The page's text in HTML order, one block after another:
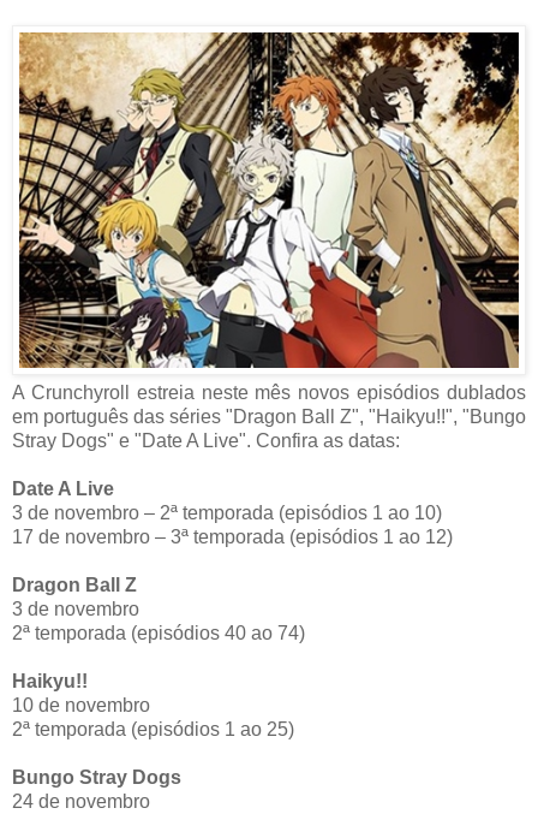
A Crunchyroll estreia neste mês novos episódios dublados
em português das séries "Dragon Ball Z", "Haikyu!!", "Bungo
Stray Dogs" e "Date A Live". Confira as datas:
Date A Live
3 de novembro – 2ª temporada (episódios 1 ao 10)
17 de novembro – 3ª temporada (episódios 1 ao 12)
Dragon Ball Z
3 de novembro
2ª temporada (episódios 40 ao 74)
Haikyu!!
10 de novembro
2ª temporada (episódios 1 ao 25)
Bungo Stray Dogs
24 de novembro